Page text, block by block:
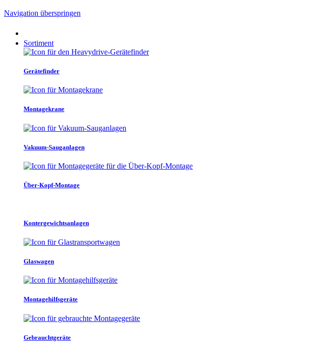
Navigation überspringen
Sortiment
Gerätefinder
Montagekrane
Vakuum-Sauganlagen
Über-Kopf-Montage
Kontergewichtsanlagen
Glaswagen
Montagehilfsgeräte
Gebrauchtgeräte